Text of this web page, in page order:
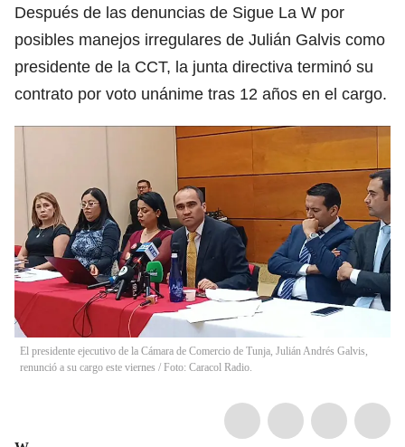
Después de las denuncias de Sigue La W por
posibles manejos irregulares de Julián Galvis como
presidente de la CCT, la junta directiva terminó su
contrato por voto unánime tras 12 años en el cargo.
El presidente ejecutivo de la Cámara de Comercio de Tunja, Julián Andrés Galvis,
renunció a su cargo este viernes / Foto: Caracol Radio.